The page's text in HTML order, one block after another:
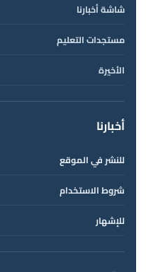
شاشة أخبارنا
مستجدات التعليم
الأخيرة
أخبارنا
للنشر في الموقع
شروط الاستخدام
للإشهار